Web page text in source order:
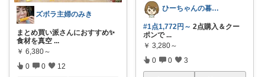
ズボラ主婦のみき
まとめ買い派さんにおすすめ✨
食材を真空 ...
￥ 6,380～
0 0 12
ひーちゃんの暮らしと服ROOM🌷
#1点1,772円～ 2点購入＆クー
ポンで ...
￥ 3,280～
0 0 3